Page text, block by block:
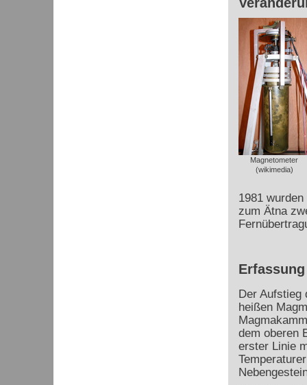
Magnetometer
(wikimedia)
1981
zum Ätna
Der Aufstieg
heißen
dem oberen
erster Linie